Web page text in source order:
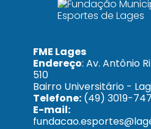
FME Lages
Endereço: Av. Antônio
510
Bairro Universitário -
Telefone: (49) 3019-
E-mail: